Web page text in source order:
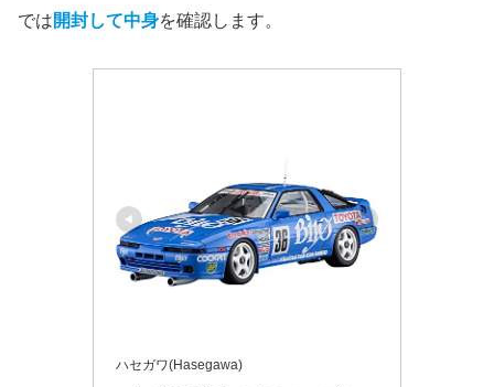
では開封して中身を確認します。
ハセガワ(Hasegawa)